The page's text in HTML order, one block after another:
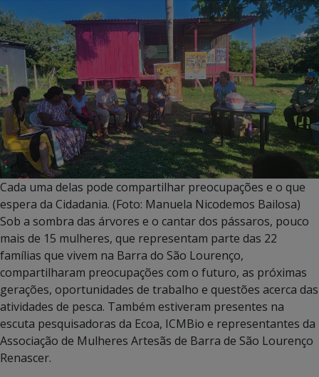
Cada uma delas pode compartilhar preocupações e o que
espera da Cidadania. (Foto: Manuela Nicodemos Bailosa)
Sob a sombra das árvores e o cantar dos pássaros, pouco
mais de 15 mulheres, que representam parte das 22
famílias que vivem na Barra do São Lourenço,
compartilharam preocupações com o futuro, as próximas
gerações, oportunidades de trabalho e questões acerca das
atividades de pesca. Também estiveram presentes na
escuta pesquisadoras da Ecoa, ICMBio e representantes da
Associação de Mulheres Artesãs de Barra de São Lourenço
Renascer.